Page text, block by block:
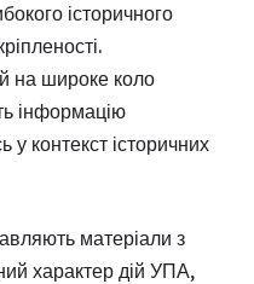
історичного
на широке коло
інформацію
контекст історичних
матеріали з
характер дій УПА,